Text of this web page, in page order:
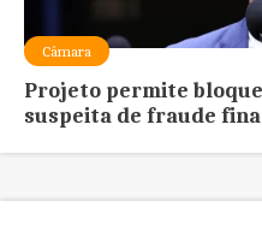
Câmara
Projeto permite
suspeita de fraude